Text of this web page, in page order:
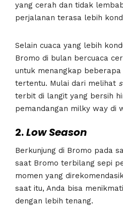
yang cerah dan tidak
perjalanan terasa lebih
Selain cuaca yang lebih
Bromo di bulan bercuaca
untuk menangkap
tertentu. Mulai dari melihat
terbit di langit yang bersih
pemandangan milky way di
2.Low Season
Berkunjung di Bromo pada
saat Bromo terbilang sepi
momen yang
saat itu, Anda bisa
dengan lebih tenang.